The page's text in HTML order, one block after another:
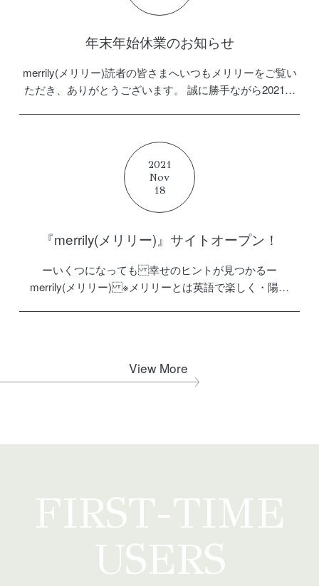
年末年始休業のお知らせ
merrily(メリリー)読者の皆さまへいつもメリリーをご覧い
ただき、ありがとうございます。 誠に勝手ながら2021年
2021
Nov
18
『merrily(メリリー)』サイトオープン！
ーいくつになっても 幸せのヒントが見つかるー
merrily(メリリー) ※メリリーとは英語で楽しく・陽気
View More
FIRST-TIME
USERS